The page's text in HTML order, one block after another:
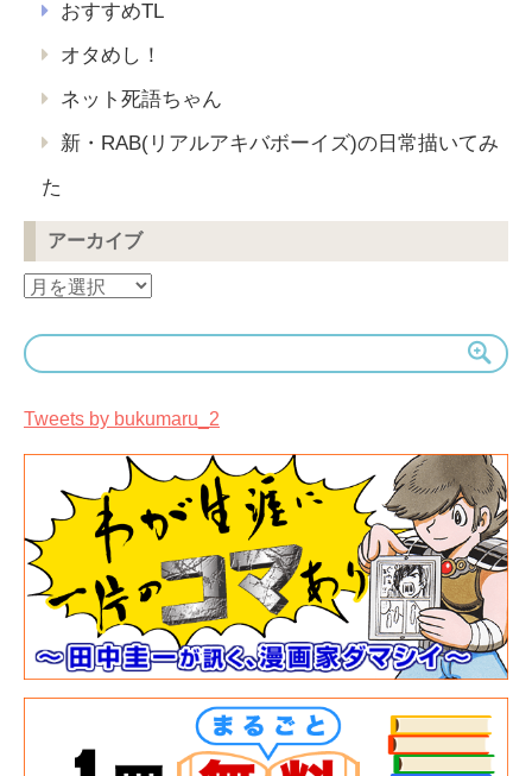
おすすめTL
オタめし！
ネット死語ちゃん
新・RAB(リアルアキバボーイズ)の日常描いてみ
た
アーカイブ
ア
カ
イ
Tweets by bukumaru_2